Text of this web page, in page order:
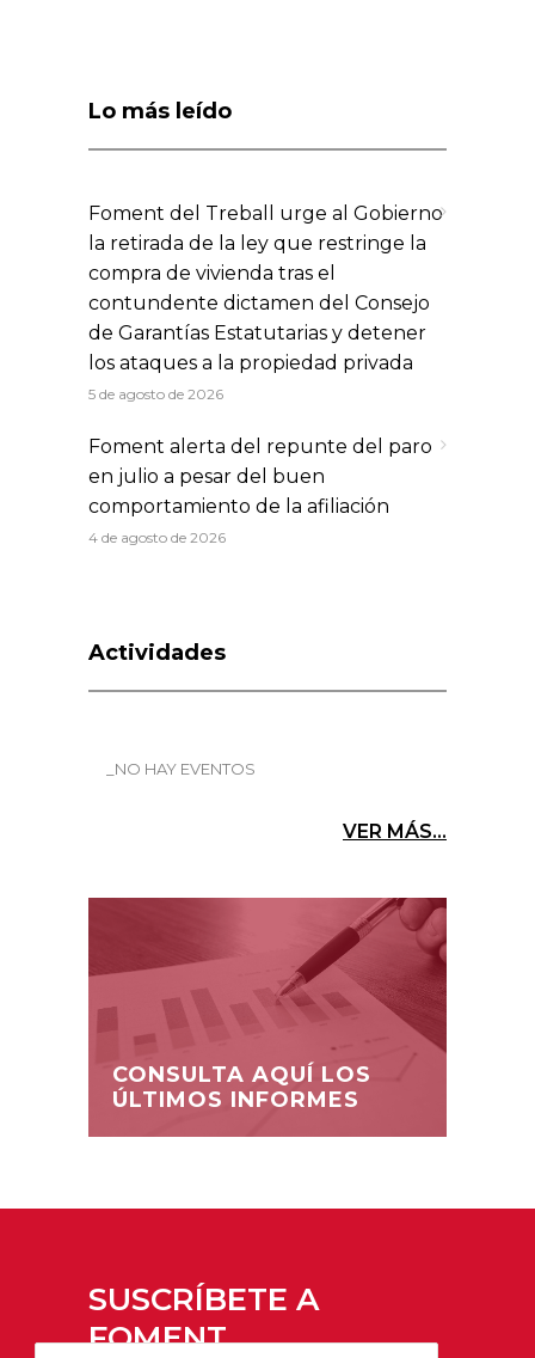
Lo más leído
Foment del Treball urge al Gobierno
la retirada de la ley que restringe la
compra de vivienda tras el
contundente dictamen del Consejo
de Garantías Estatutarias y detener
los ataques a la propiedad privada
5 de agosto de 2026
Foment alerta del repunte del paro
en julio a pesar del buen
comportamiento de la afiliación
4 de agosto de 2026
Actividades
_NO HAY EVENTOS
VER MÁS...
CONSULTA AQUÍ LOS
ÚLTIMOS INFORMES
SUSCRÍBETE A
FOMENT